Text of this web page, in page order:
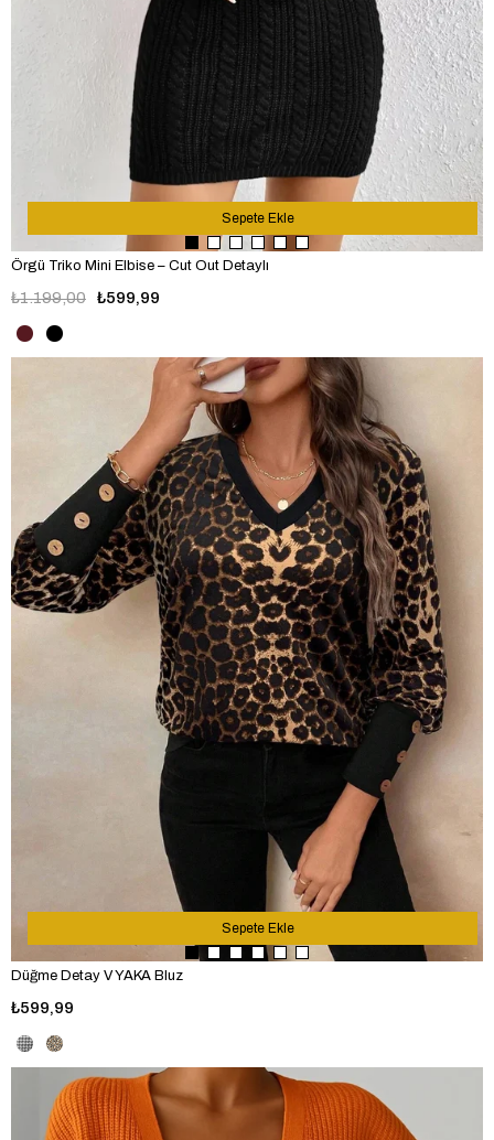
Örgü Triko Mini Elbise – Cut Out Detaylı
₺599,99
₺1.199,00
Sepete Ekle
Düğme Detay V YAKA Bluz
₺599,99
Sepete Ekle